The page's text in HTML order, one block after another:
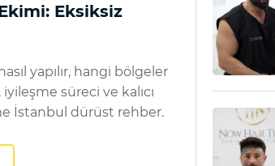
Eksiksiz
yapılır, hangi bölgeler
süreci ve kalıcı
İstanbul dürüst rehber.